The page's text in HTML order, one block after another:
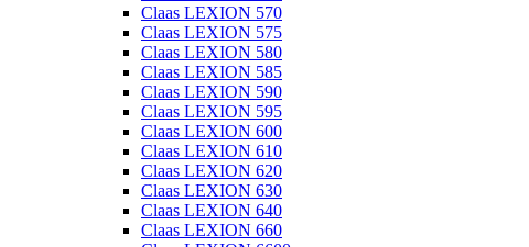
Claas LEXION 570
Claas LEXION 575
Claas LEXION 580
Claas LEXION 585
Claas LEXION 590
Claas LEXION 595
Claas LEXION 600
Claas LEXION 610
Claas LEXION 620
Claas LEXION 630
Claas LEXION 640
Claas LEXION 660